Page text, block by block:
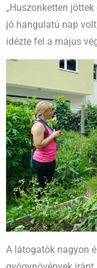
„Huszonketten
jó hangulatú nap
idézte fel a május
A látogatók nagyon